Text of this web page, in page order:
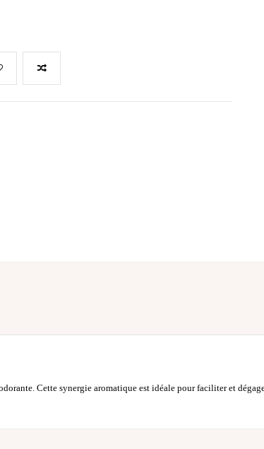
Cette synergie aromatique est idéale pour faciliter et